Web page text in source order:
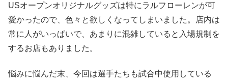
USオープンオリジナルグッズは特にラルフローレンが可
愛かったので、色々と欲しくなってしまいました。店内は
常に人がいっぱいで、あまりに混雑していると入場規制を
するお店もありました。
悩みに悩んだ末、今回は選手たちも試合中使用している